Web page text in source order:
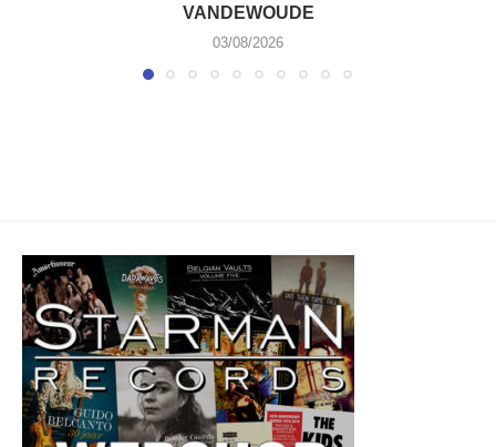
VANDEWOUDE
03/08/2026